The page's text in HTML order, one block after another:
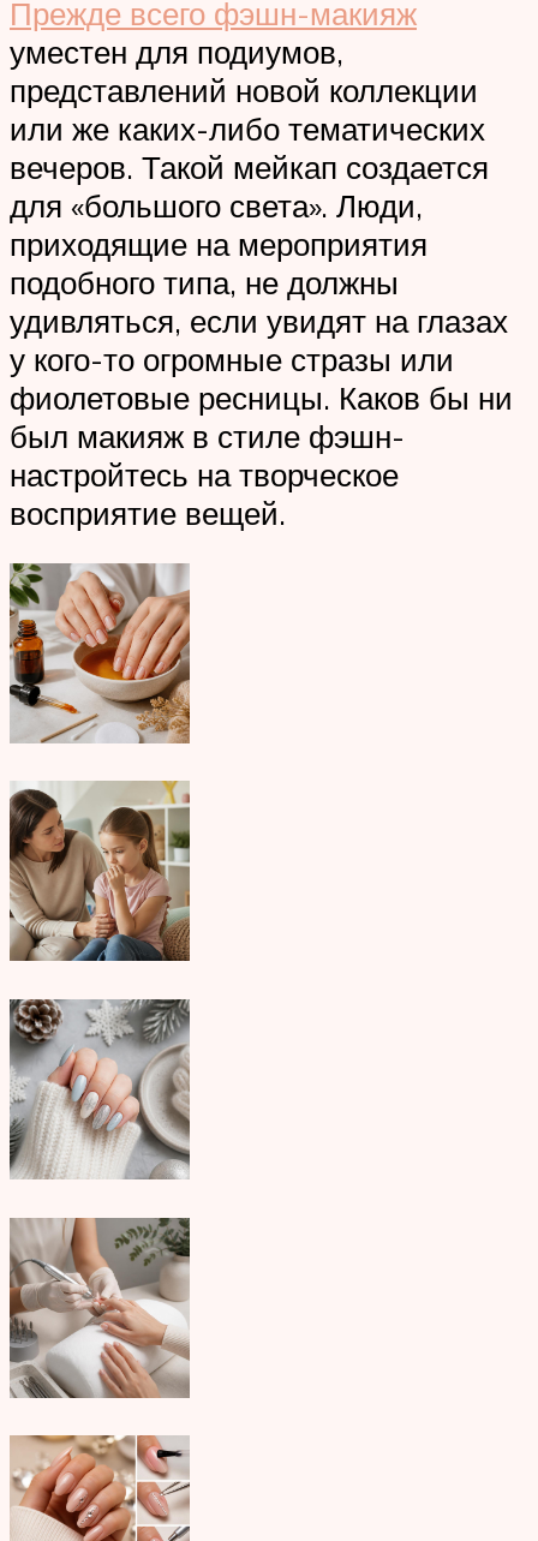
Прежде всего фэшн-макияж
уместен для подиумов,
представлений новой коллекции
или же каких-либо тематических
вечеров. Такой мейкап создается
для «большого света». Люди,
приходящие на мероприятия
подобного типа, не должны
удивляться, если увидят на глазах
у кого-то огромные стразы или
фиолетовые ресницы. Каков бы ни
был макияж в стиле фэшн-
настройтесь на творческое
восприятие вещей.